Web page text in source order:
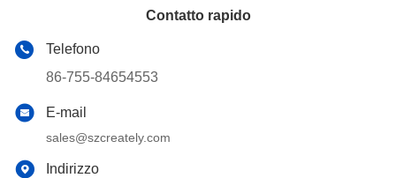
Contatto rapido
Telefono
86-755-84654553
E-mail
sales@szcreately.com
Indirizzo